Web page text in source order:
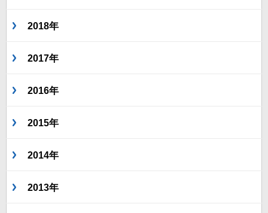
2018年
2017年
2016年
2015年
2014年
2013年